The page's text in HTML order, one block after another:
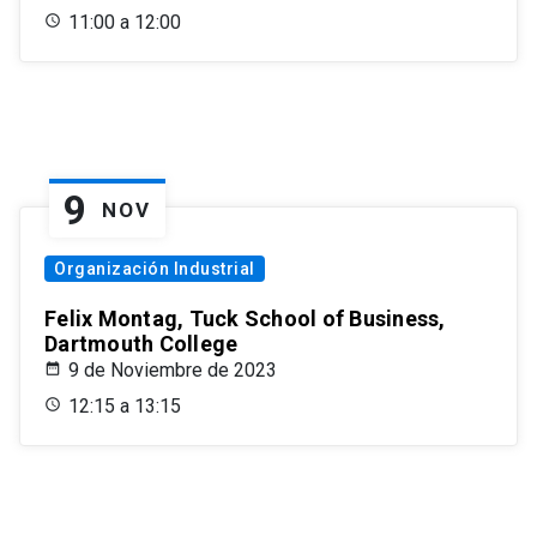
11:00 a 12:00
9 NOV
Organización Industrial
Felix Montag, Tuck School of Business,
Dartmouth College
9 de Noviembre de 2023
12:15 a 13:15